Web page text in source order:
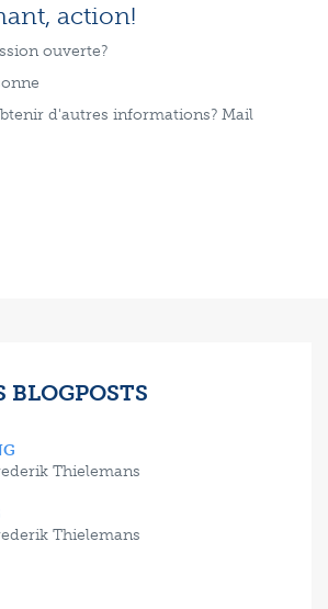
action!
ouverte?
d'autres informations? Mail
BLOGPOSTS
Thielemans
Thielemans